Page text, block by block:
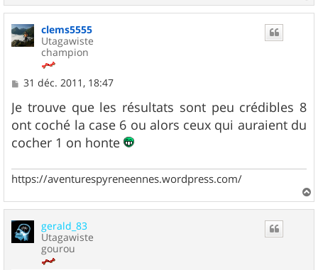
a
clems5555
Utagawiste
champion
M
s
s
a
g
e
31 déc. 2011, 18:47
Je trouve que les résultats sont peu crédibles 8
ont coché la case 6 ou alors ceux qui auraient du
cocher 1 on honte
https://aventurespyreneennes.wordpress.com/
a
gerald_83
Utagawiste
gourou